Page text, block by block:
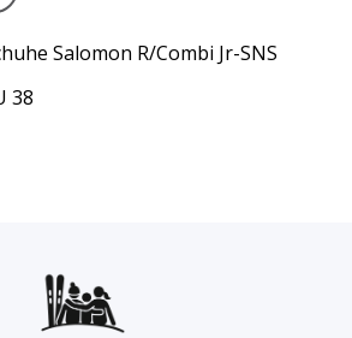
Salomon R/Combi Jr-SNS
38